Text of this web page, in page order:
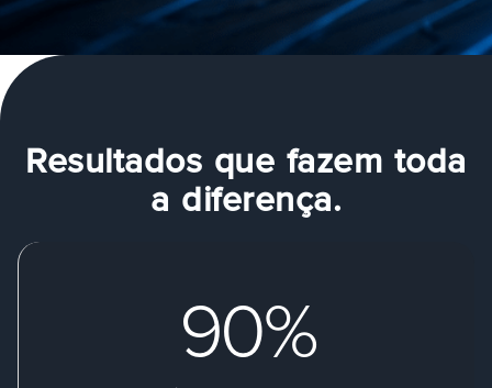
Resultados que fazem toda
a diferença.
90%